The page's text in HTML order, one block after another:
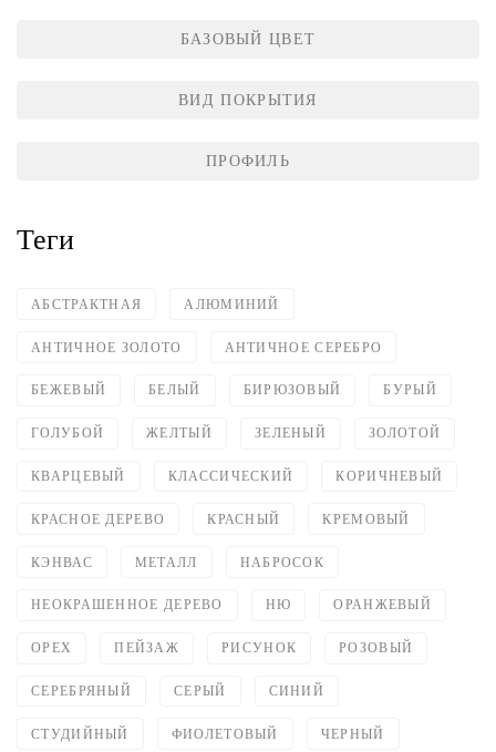
БАЗОВЫЙ ЦВЕТ
ВИД ПОКРЫТИЯ
ПРОФИЛЬ
Теги
АБСТРАКТНАЯ АЛЮМИНИЙ
АНТИЧНОЕ ЗОЛОТО АНТИЧНОЕ СЕРЕБРО
БЕЖЕВЫЙ БЕЛЫЙ БИРЮЗОВЫЙ БУРЫЙ
ГОЛУБОЙ ЖЕЛТЫЙ ЗЕЛЕНЫЙ ЗОЛОТОЙ
КВАРЦЕВЫЙ КЛАССИЧЕСКИЙ КОРИЧНЕВЫЙ
КРАСНОЕ ДЕРЕВО КРАСНЫЙ КРЕМОВЫЙ
КЭНВАС МЕТАЛЛ НАБРОСОК
НЕОКРАШЕННОЕ ДЕРЕВО НЮ ОРАНЖЕВЫЙ
ОРЕХ ПЕЙЗАЖ РИСУНОК РОЗОВЫЙ
СЕРЕБРЯНЫЙ СЕРЫЙ СИНИЙ
СТУДИЙНЫЙ ФИОЛЕТОВЫЙ ЧЕРНЫЙ